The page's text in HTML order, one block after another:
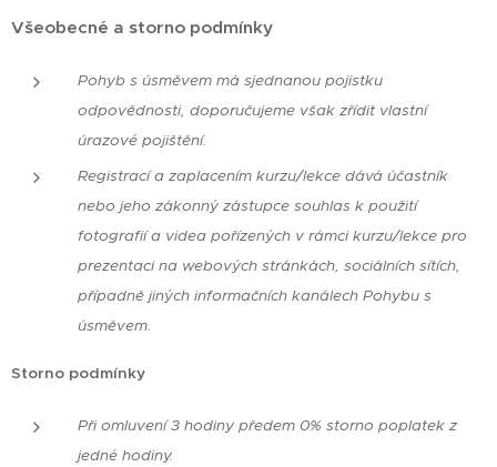
Všeobecné a storno podmínky
Pohyb s úsměvem má sjednanou pojistku
odpovědnosti, doporučujeme však zřídit vlastní
úrazové pojištění.
Registrací a zaplacením kurzu/lekce dává účastník
nebo jeho zákonný zástupce souhlas k použití
fotografií a videa pořízených v rámci kurzu/lekce pro
prezentaci na webových stránkách, sociálních sítích,
případně jiných informačních kanálech Pohybu s
úsměvem.
Storno podmínky
Při omluvení 3 hodiny předem 0% storno poplatek z
jedné hodiny.